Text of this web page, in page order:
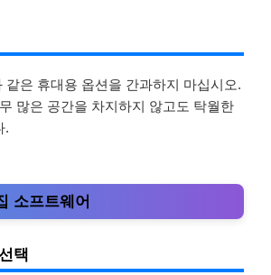
같은 휴대용 옵션을 간과하지 마십시오.
많은 공간을 차지하지 않고도 탁월한
.
소프트웨어
택